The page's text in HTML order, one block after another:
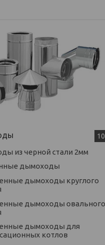
из черной стали 2мм
дымоходы
дымоходы круглого
дымоходы овального
дымоходы для
котлов